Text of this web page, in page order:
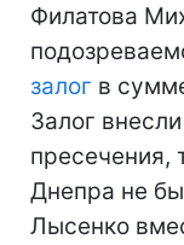
Филатова
залог в
Залог
пресечения,
Днепра не
Лысенко